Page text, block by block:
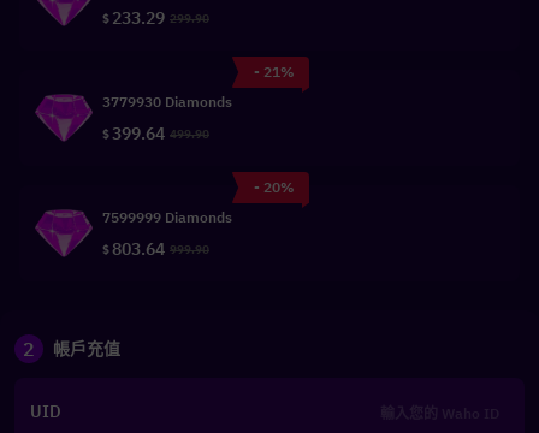
$ 233.29 299.90
- 21%
3779930 Diamonds
$399.64 499.90
- 20%
7599999 Diamonds
$ 803.64 999.90
2 帳戶充值
UID